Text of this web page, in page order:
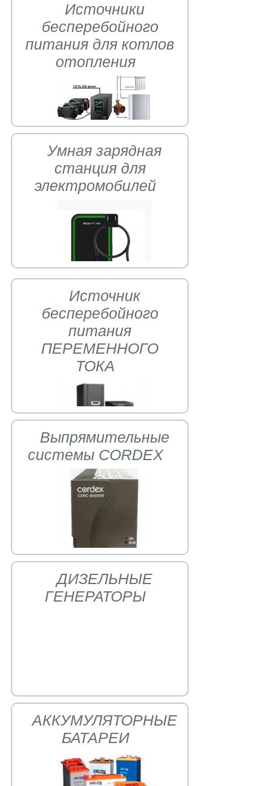
Источники
бесперебойного
питания для котлов
отопления
Умная зарядная
станция для
электромобилей
Источник
бесперебойного
питания
ПЕРЕМЕННОГО
ТОКА
Выпрямительные
системы CORDEX
ДИЗЕЛЬНЫЕ
ГЕНЕРАТОРЫ
АККУМУЛЯТОРНЫЕ
БАТАРЕИ